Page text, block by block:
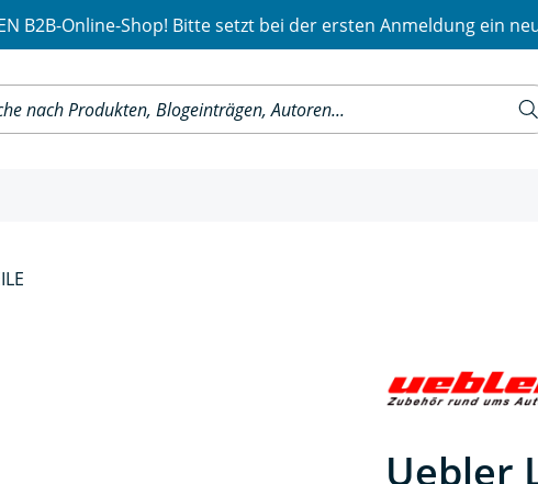
B2B-Online-Shop! Bitte setzt bei der ersten Anmeldung ein
Uebler